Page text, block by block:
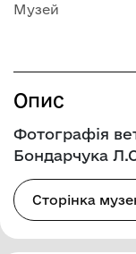
Музей
Опис
Фотографія
Бондарчука
Сторінка